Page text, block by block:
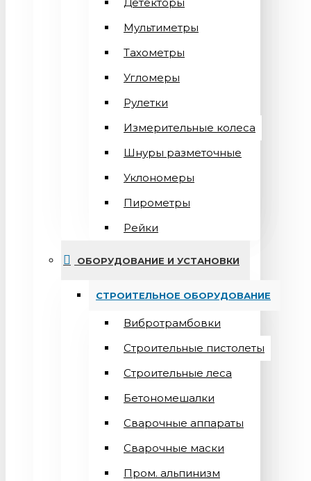
Мультиметры
Тахометры
Угломеры
Рулетки
Измерительные колеса
Шнуры разметочные
Уклономеры
Пирометры
Рейки
ОБОРУДОВАНИЕ И УСТАНОВКИ
СТРОИТЕЛЬНОЕ ОБОРУДОВАНИЕ
Вибротрамбовки
Строительные пистолеты
Строительные леса
Бетономешалки
Сварочные аппараты
Cварочные маски
Пром. альпинизм